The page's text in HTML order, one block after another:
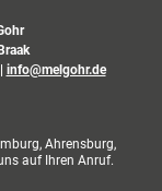
info@melgohr.de
Ahrensburg,
auf Ihren Anruf.